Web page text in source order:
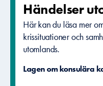
Händelser
Här kan du läsa mer
krissituationer och
utomlands.
Lagen om konsulära